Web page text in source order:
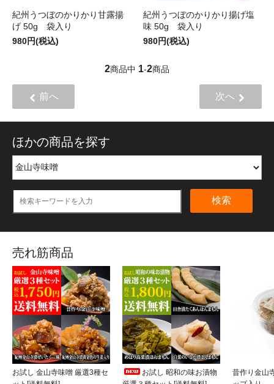
紀州うつぼのかりかり甘露揚
げ 50g 袋入り
980円(税込)
紀州うつぼのかりかり揚げ塩
味 50g 袋入り
980円(税込)
2商品中 1-2商品
前へ 次へ
ほかの商品を探す
検索
売れ筋商品
お試し 金山寺味噌 厳選3種セ
お試し 昭和の味お漬物
昔作り金山